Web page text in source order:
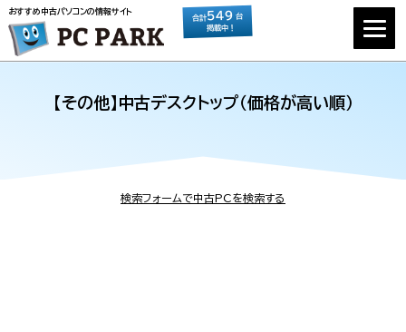
おすすめ中古パソコンの情報サイト
合計549 台
掲載中！
【その他】中古デスクトップ（価格が高い順）
検索フォームで中古PCを検索する